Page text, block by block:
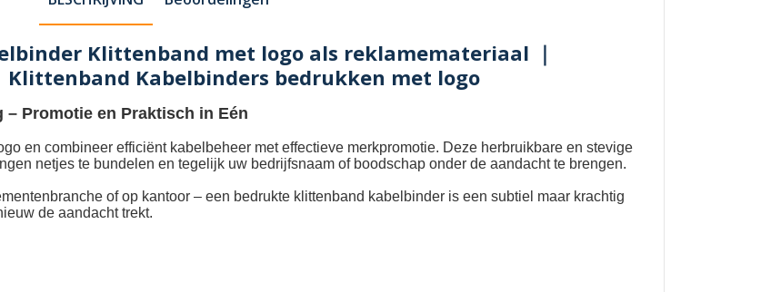
Klittenband met logo als reklamemateriaal ｜
Kabelbinders bedrukken met logo
– Promotie en Praktisch in Eén
en combineer efficiënt kabelbeheer met effectieve merkpromotie. Deze herbruikbare en stevige
netjes te bundelen en tegelijk uw bedrijfsnaam of boodschap onder de aandacht te brengen.
of op kantoor – een bedrukte klittenband kabelbinder is een subtiel maar krachtig
de aandacht trekt.